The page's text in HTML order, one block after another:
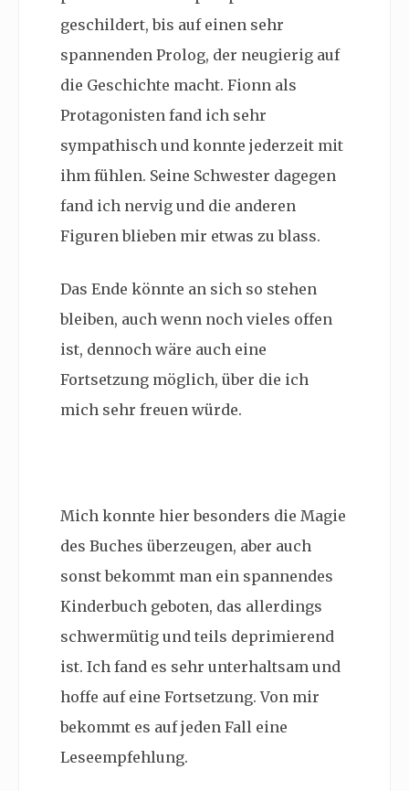
geschildert, bis auf einen sehr
spannenden Prolog, der neugierig auf
die Geschichte macht. Fionn als
Protagonisten fand ich sehr
sympathisch und konnte jederzeit mit
ihm fühlen. Seine Schwester dagegen
fand ich nervig und die anderen
Figuren blieben mir etwas zu blass.
Das Ende könnte an sich so stehen
bleiben, auch wenn noch vieles offen
ist, dennoch wäre auch eine
Fortsetzung möglich, über die ich
mich sehr freuen würde.
Mich konnte hier besonders die Magie
des Buches überzeugen, aber auch
sonst bekommt man ein spannendes
Kinderbuch geboten, das allerdings
schwermütig und teils deprimierend
ist. Ich fand es sehr unterhaltsam und
hoffe auf eine Fortsetzung. Von mir
bekommt es auf jeden Fall eine
Leseempfehlung.